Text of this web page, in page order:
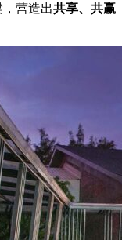
营造出共享、共赢